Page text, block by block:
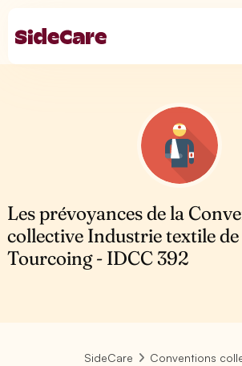
Les prévoyances de la
collective Industrie textile
Tourcoing - IDCC 392
SideCare
Conventions